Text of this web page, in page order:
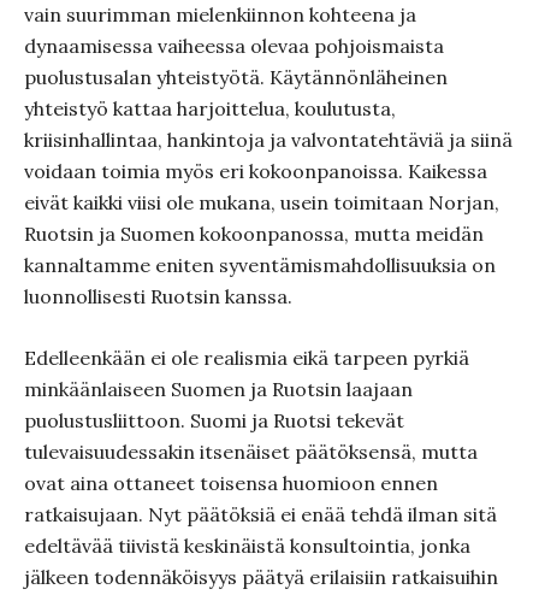
vain suurimman mielenkiinnon kohteena ja
dynaamisessa vaiheessa olevaa pohjoismaista
puolustusalan yhteistyötä. Käytännönläheinen
yhteistyö kattaa harjoittelua, koulutusta,
kriisinhallintaa, hankintoja ja valvontatehtäviä ja siinä
voidaan toimia myös eri kokoonpanoissa. Kaikessa
eivät kaikki viisi ole mukana, usein toimitaan Norjan,
Ruotsin ja Suomen kokoonpanossa, mutta meidän
kannaltamme eniten syventämismahdollisuuksia on
luonnollisesti Ruotsin kanssa.
Edelleenkään ei ole realismia eikä tarpeen pyrkiä
minkäänlaiseen Suomen ja Ruotsin laajaan
puolustusliittoon. Suomi ja Ruotsi tekevät
tulevaisuudessakin itsenäiset päätöksensä, mutta
ovat aina ottaneet toisensa huomioon ennen
ratkaisujaan. Nyt päätöksiä ei enää tehdä ilman sitä
edeltävää tiivistä keskinäistä konsultointia, jonka
jälkeen todennäköisyys päätyä erilaisiin ratkaisuihin